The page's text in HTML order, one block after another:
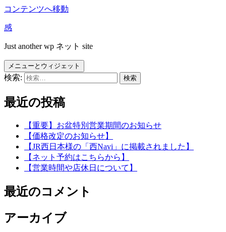
コンテンツへ移動
感
Just another wp ネット site
メニューとウィジェット
検索:
最近の投稿
【重要】お盆特別営業期間のお知らせ
【価格改定のお知らせ】
【JR西日本様の「西Navi」に掲載されました】
【ネット予約はこちらから】
【営業時間や店休日について】
最近のコメント
アーカイブ